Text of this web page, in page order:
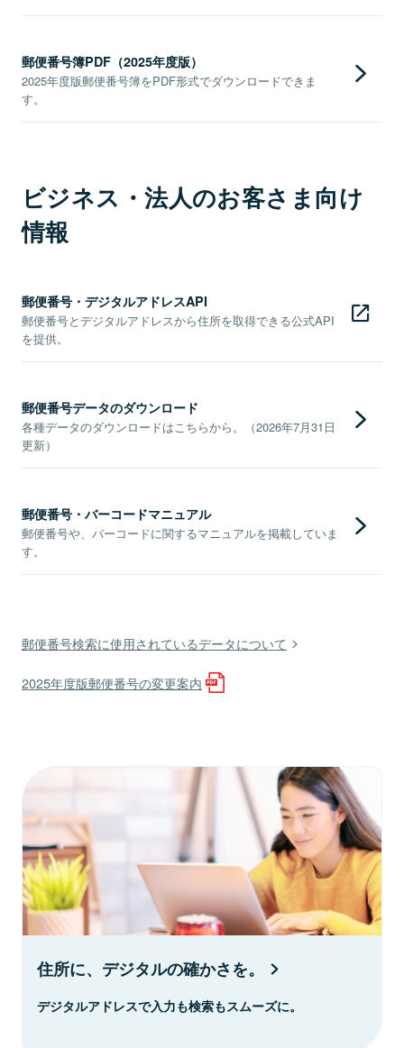
郵便番号簿PDF（2025年度版）
2025年度版郵便番号簿をPDF形式でダウンロードできま
す。
ビジネス・法人のお客さま向け
情報
郵便番号・デジタルアドレスAPI
郵便番号とデジタルアドレスから住所を取得できる公式API
を提供。
郵便番号データのダウンロード
各種データのダウンロードはこちらから。（2026年7月31日
更新）
郵便番号・バーコードマニュアル
郵便番号や、バーコードに関するマニュアルを掲載していま
す。
郵便番号検索に使用されているデータについて
2025年度版郵便番号の変更案内
住所に、デジタルの確かさを。
デジタルアドレスで入力も検索もスムーズに。